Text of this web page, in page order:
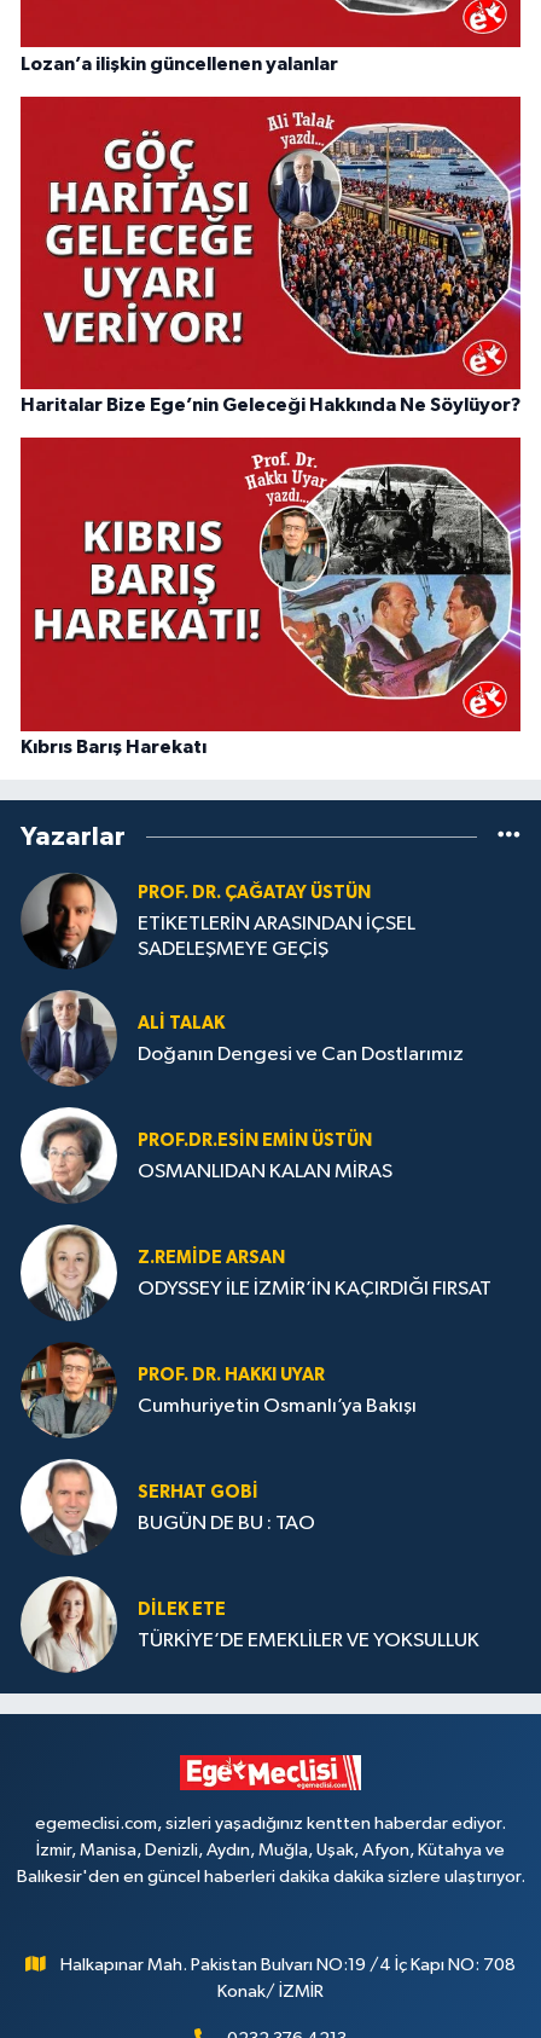
Lozan’a ilişkin güncellenen yalanlar
Haritalar Bize Ege’nin Geleceği Hakkında Ne Söylüyor?
Kıbrıs Barış Harekatı
Yazarlar
PROF. DR. ÇAĞATAY ÜSTÜN
ETİKETLERİN ARASINDAN İÇSEL
SADELEŞMEYE GEÇİŞ
ALI TALAK
Doğanın Dengesi ve Can Dostlarımız
PROF.DR.ESIN EMIN ÜSTÜN
OSMANLIDAN KALAN MİRAS
Z.REMIDE ARSAN
ODYSSEY İLE İZMİR’İN KAÇIRDIĞI FIRSAT
PROF. DR. HAKKI UYAR
Cumhuriyetin Osmanlı’ya Bakışı
SERHAT GOBİ
BUGÜN DE BU : TAO
DILEK ETE
TÜRKİYE’DE EMEKLİLER VE YOKSULLUK
egemeclisi.com, sizleri yaşadığınız kentten haberdar ediyor.
İzmir, Manisa, Denizli, Aydın, Muğla, Uşak, Afyon, Kütahya ve
Balıkesir'den en güncel haberleri dakika dakika sizlere ulaştırıyor.
Halkapınar Mah. Pakistan Bulvarı NO:19 /4 İç Kapı NO: 708
Konak/ İZMİR